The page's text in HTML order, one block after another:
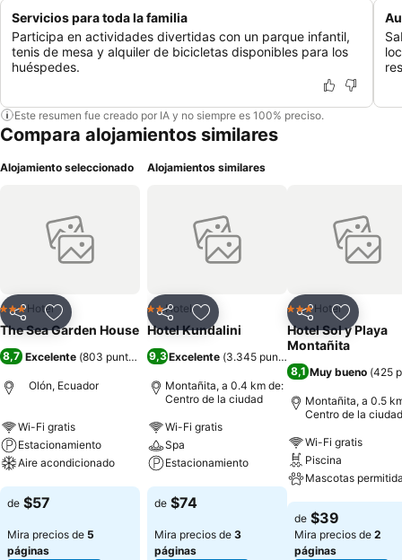
Servicios para toda la familia
Participa en actividades divertidas con un parque infantil,
tenis de mesa y alquiler de bicicletas disponibles para los
huéspedes.
Este resumen fue creado por IA y no siempre es 100% preciso.
Compara alojamientos similares
Alojamiento seleccionado
CompartirAgregar a favoritos
3 Estrellas
Hotel
The Sea Garden House
8,7 Excelente (803 puntuaciones)
Olón, Ecuador
Wi-Fi gratis
Estacionamiento
Aire acondicionado
Ver precios
de $57
Mira precios de 5
páginas
Alojamientos similares
CompartirAgregar a favoritos
2 Estrellas
Hotel
Hotel Kundalini
9,3Excelente (3.345 puntuaciones
Montañita, a 0.4 km de:
Centro de la ciudad
Wi-Fi gratis
Spa
Estacionamiento
Ver precios
de $74
Mira precios de 3
páginas
CompartirAgregar
3 Estrellas
Hotel
Hotel Sol y Playa
Montañita
8,1 Muy bueno (425
Montañita, a 0.5
Centro de la ciudad
Wi-Fi gratis
Piscina
Mascotas
Ver precios
de $39
Mira precios de 2
páginas